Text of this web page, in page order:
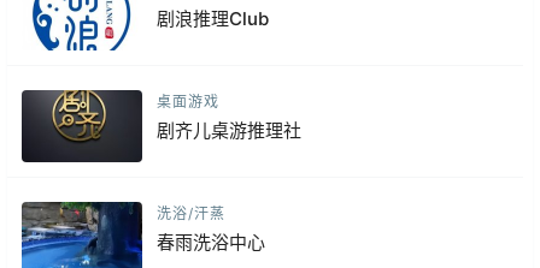
剧浪推理Club
桌面游戏
剧齐儿桌游推理社
洗浴/汗蒸
春雨洗浴中心